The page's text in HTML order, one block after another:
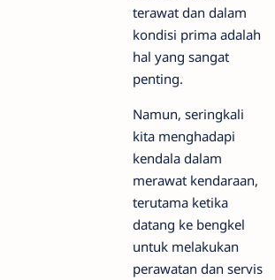
terawat dan dalam
kondisi prima adalah
hal yang sangat
penting.
Namun, seringkali
kita menghadapi
kendala dalam
merawat kendaraan,
terutama ketika
datang ke bengkel
untuk melakukan
perawatan dan servis